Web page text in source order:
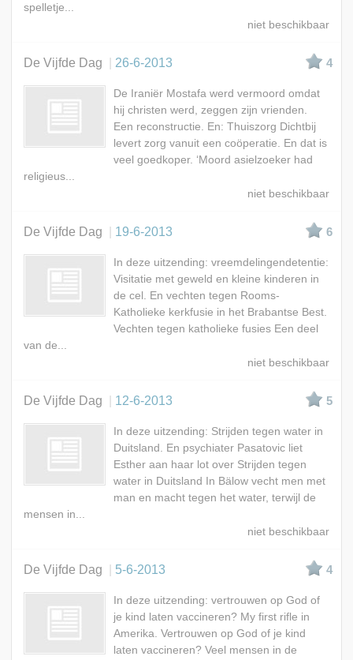
spelletje...
De Vijfde Dag 26-6-2013 4
De Iraniër Mostafa werd vermoord omdat
hij christen werd, zeggen zijn vrienden.
Een reconstructie. En: Thuiszorg Dichtbij
levert zorg vanuit een coöperatie. En dat is
veel goedkoper. ‘Moord asielzoeker had
religieus...
De Vijfde Dag 19-6-2013 6
In deze uitzending: vreemdelingendetentie:
Visitatie met geweld en kleine kinderen in
de cel. En vechten tegen Rooms-
Katholieke kerkfusie in het Brabantse Best.
Vechten tegen katholieke fusies Een deel
van de...
De Vijfde Dag 12-6-2013 5
In deze uitzending: Strijden tegen water in
Duitsland. En psychiater Pasatovic liet
Esther aan haar lot over Strijden tegen
water in Duitsland In Bälow vecht men met
man en macht tegen het water, terwijl de
mensen in...
De Vijfde Dag 5-6-2013 4
In deze uitzending: vertrouwen op God of
je kind laten vaccineren? My first rifle in
Amerika. Vertrouwen op God of je kind
laten vaccineren? Veel mensen in de